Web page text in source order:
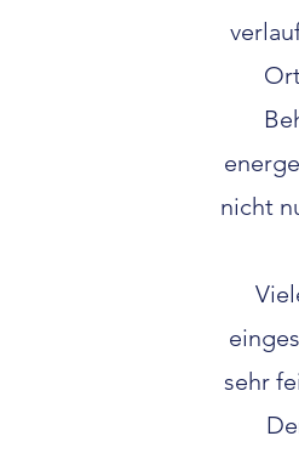
nicht
sehr